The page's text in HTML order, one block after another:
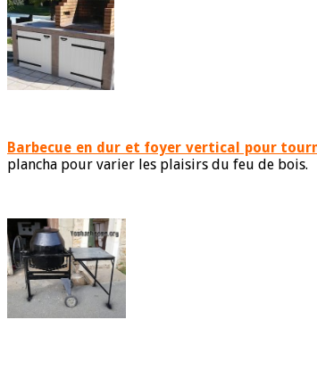
Barbecue en dur et foyer vertical pour
plancha pour varier les plaisirs du feu de bois.